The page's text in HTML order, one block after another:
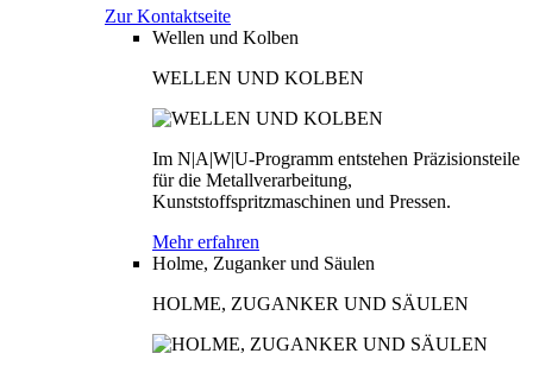
Zur Kontaktseite
Wellen und Kolben
WELLEN UND KOLBEN
Im N|A|W|U-Programm entstehen Präzisionsteile
für die Metallverarbeitung,
Kunststoffspritzmaschinen und Pressen.
Mehr erfahren
Holme, Zuganker und Säulen
HOLME, ZUGANKER UND SÄULEN